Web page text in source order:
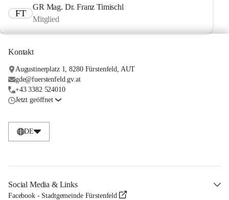
FT
GR Mag. Dr. Franz Timischl
Mitglied
Kontakt
Augustinerplatz 1, 8280 Fürstenfeld, AUT
gde@fuerstenfeld.gv.at
+43 3382 524010
Jetzt geöffnet
DE
Social Media & Links
Facebook - Stadtgemeinde Fürstenfeld